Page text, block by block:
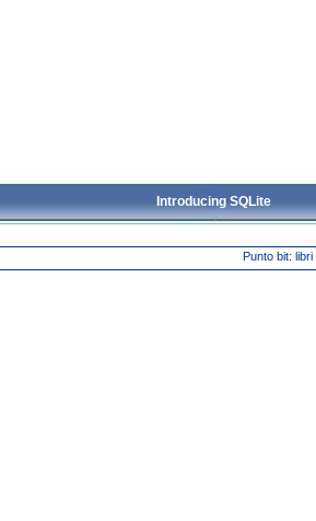
Introducing SQLite
Punto bit: